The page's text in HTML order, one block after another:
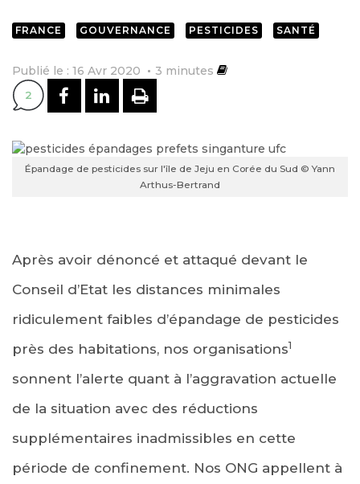
FRANCE GOUVERNANCE PESTICIDES SANTÉ
Publié le : 16 Avr 2020 3 minutes
2 PARTAGER SUR FACEBOOK
PARTAGER SUR
IMPRIMER
Épandage de pesticides sur l'île de Jeju en Corée du Sud © Yann
Arthus-Bertrand
Après avoir dénoncé et attaqué devant le
Conseil d’Etat les distances minimales
ridiculement faibles d’épandage de pesticides
près des habitations, nos organisations1
sonnent l’alerte quant à l’aggravation actuelle
de la situation avec des réductions
supplémentaires inadmissibles en cette
période de confinement. Nos ONG appellent à